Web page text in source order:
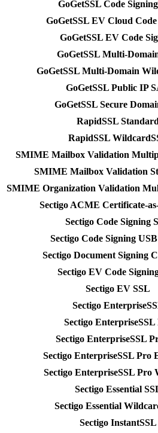
GoGetSSL Code
GoGetSSL EV Cloud
GoGetSSL EV Code
GoGetSSL Multi-
GoGetSSL Multi-Domain
GoGetSSL Public IP
GoGetSSL Secure
RapidSSL Standard
RapidSSL
SMIME Mailbox Validation
SMIME Mailbox Validation
SMIME Organization Validation
Sectigo ACME Certificate-
Sectigo Code Signing
Sectigo Code Signing
Sectigo Document Signing
Sectigo EV Code
Sectigo EV SSL
Sectigo
Sectigo EnterpriseSSL
Sectigo EnterpriseSSL
Sectigo EnterpriseSSL Pro
Sectigo EnterpriseSSL Pro
Sectigo Essential
Sectigo Essential
Sectigo InstantSSL